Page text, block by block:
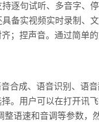
逐句试听、多音字、停
备实视频实时录制、
；捏声音。通过简单
合成、语音识别、语
。用户可以在打开讯
语速和音调等参数，